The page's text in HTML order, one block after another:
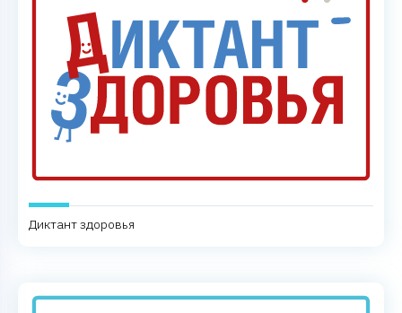
Диктант здоровья